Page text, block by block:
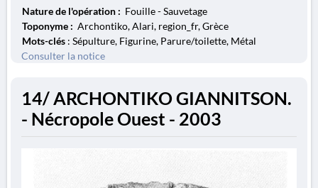
Nature de l'opération : Fouille - Sauvetage
Toponyme : Archontiko, Alari, region_fr, Grèce
Mots-clés : Sépulture, Figurine, Parure/toilette, Métal
Consulter la notice
14/ ARCHONTIKO GIANNITSON.
- Nécropole Ouest - 2003